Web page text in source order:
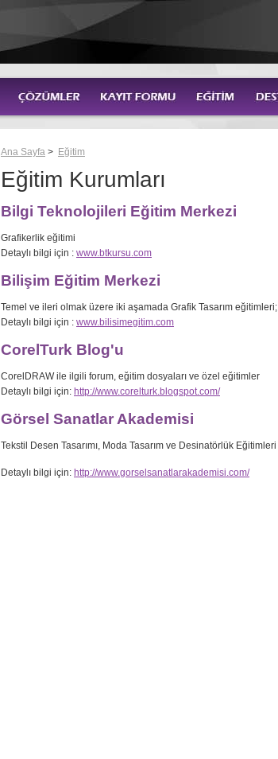
Ana Sayfa > Eğitim
Eğitim Kurumları
Bilgi Teknolojileri Eğitim Merkezi
Grafikerlik eğitimi
Detaylı bilgi için : www.btkursu.com
Bilişim Eğitim Merkezi
Temel ve ileri olmak üzere iki aşamada Grafik Tasarım eğitimleri;
Detaylı bilgi için : www.bilisimegitim.com
CorelTurk Blog'u
CorelDRAW ile ilgili forum, eğitim dosyaları ve özel eğitimler
Detaylı bilgi için: http://www.corelturk.blogspot.com/
Görsel Sanatlar Akademisi
Tekstil Desen Tasarımı, Moda Tasarım ve Desinatörlük Eğitimleri
Detaylı bilgi için: http://www.gorselsanatlarakademisi.com/